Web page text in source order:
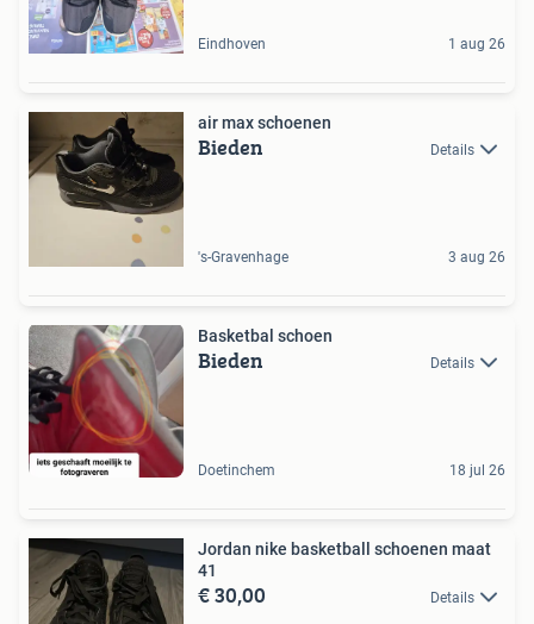
Eindhoven 1 aug 26
air max schoenen
Bieden Details
's-Gravenhage 3 aug 26
Basketbal schoen
Bieden Details
Doetinchem 18 jul 26
Jordan nike basketball schoenen maat
41
€ 30,00 Details